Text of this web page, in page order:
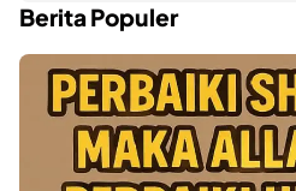
Berita Populer